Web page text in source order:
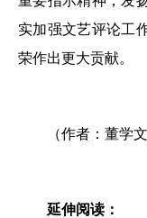
实加强文艺评论工
荣作出更大贡献。
（作者：董学
延伸阅读：